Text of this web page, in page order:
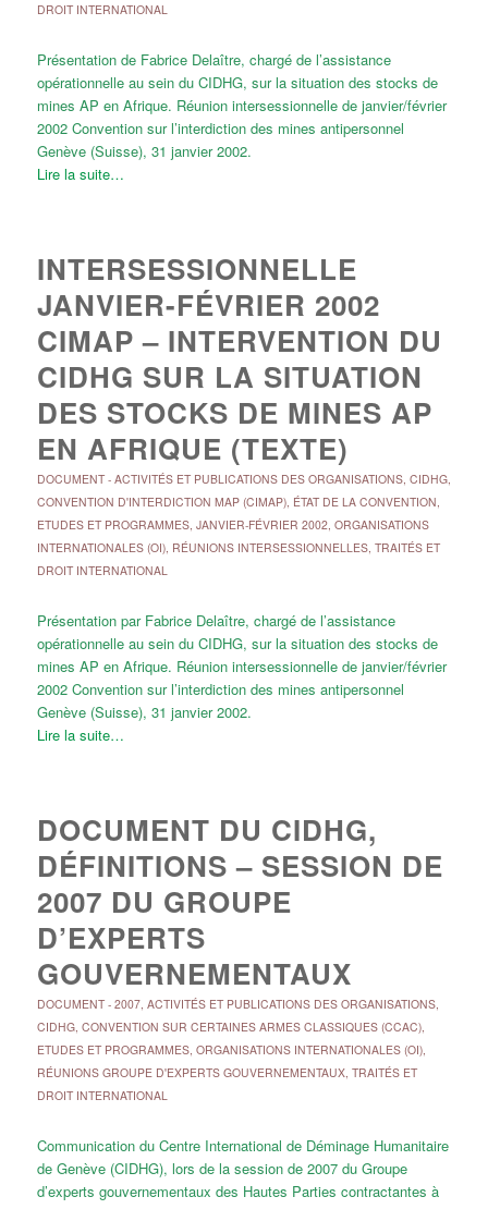
DROIT INTERNATIONAL
Présentation de Fabrice Delaître, chargé de l’assistance
opérationnelle au sein du CIDHG, sur la situation des stocks de
mines AP en Afrique. Réunion intersessionnelle de janvier/février
2002 Convention sur l’interdiction des mines antipersonnel
Genève (Suisse), 31 janvier 2002.
Lire la suite…
INTERSESSIONNELLE
JANVIER-FÉVRIER 2002
CIMAP – INTERVENTION DU
CIDHG SUR LA SITUATION
DES STOCKS DE MINES AP
EN AFRIQUE (TEXTE)
DOCUMENT- ACTIVITÉS ET PUBLICATIONS DES ORGANISATIONS, CIDHG,
CONVENTION D'INTERDICTION MAP (CIMAP), ÉTAT DE LA CONVENTION,
ETUDES ET PROGRAMMES, JANVIER-FÉVRIER 2002, ORGANISATIONS
INTERNATIONALES (OI), RÉUNIONS INTERSESSIONNELLES, TRAITÉS ET
DROIT INTERNATIONAL
Présentation par Fabrice Delaître, chargé de l’assistance
opérationnelle au sein du CIDHG, sur la situation des stocks de
mines AP en Afrique. Réunion intersessionnelle de janvier/février
2002 Convention sur l’interdiction des mines antipersonnel
Genève (Suisse), 31 janvier 2002.
Lire la suite…
DOCUMENT DU CIDHG,
DÉFINITIONS – SESSION DE
2007 DU GROUPE
D’EXPERTS
GOUVERNEMENTAUX
DOCUMENT- 2007, ACTIVITÉS ET PUBLICATIONS DES ORGANISATIONS,
CIDHG, CONVENTION SUR CERTAINES ARMES CLASSIQUES (CCAC),
ETUDES ET PROGRAMMES, ORGANISATIONS INTERNATIONALES (OI),
RÉUNIONS GROUPE D'EXPERTS GOUVERNEMENTAUX, TRAITÉS ET
DROIT INTERNATIONAL
Communication du Centre International de Déminage Humanitaire
de Genève (CIDHG), lors de la session de 2007 du Groupe
d’experts gouvernementaux des Hautes Parties contractantes à